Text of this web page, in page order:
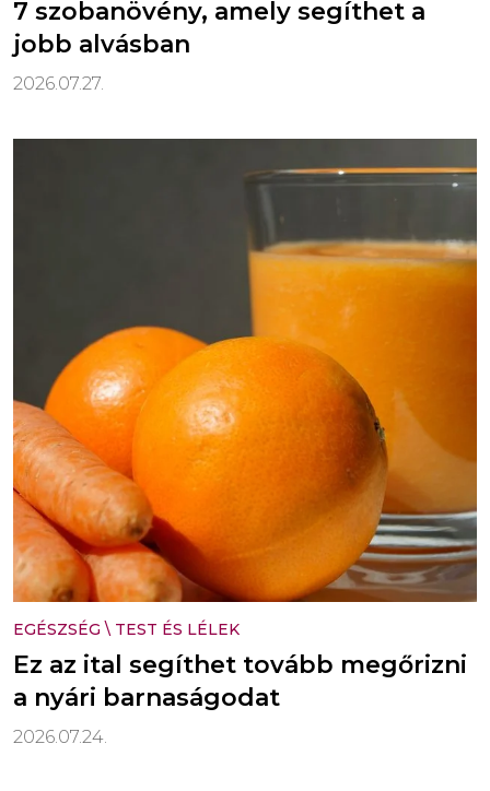
7 szobanövény, amely segíthet a
jobb alvásban
2026.07.27.
EGÉSZSÉG \ TEST ÉS LÉLEK
Ez az ital segíthet tovább megőrizni
a nyári barnaságodat
2026.07.24.